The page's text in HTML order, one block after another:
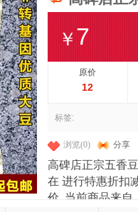
￥7
原价
12
标签:
浏览(0) 分享
高碑店正宗五香
在 进行特惠折扣
价. 当前商品来自